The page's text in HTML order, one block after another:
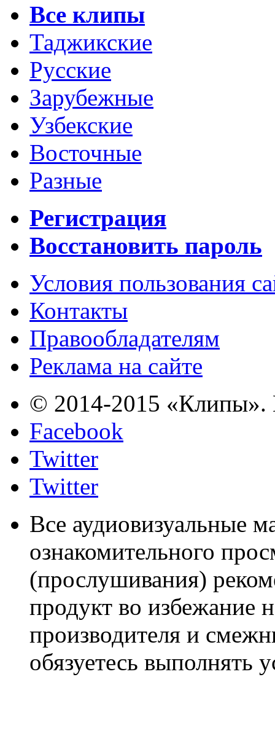
Все клипы
Таджикские
Русские
Зарубежные
Узбекские
Восточные
Разные
Регистрация
Восстановить пароль
Условия пользования
Контакты
Правообладателям
Реклама на сайте
© 2014-2015 «Клипы».
Facebook
Twitter
Twitter
Все аудиовизуальные
ознакомительного
(прослушивания)
продукт во избежание
производителя и
обязуетесь выполнять